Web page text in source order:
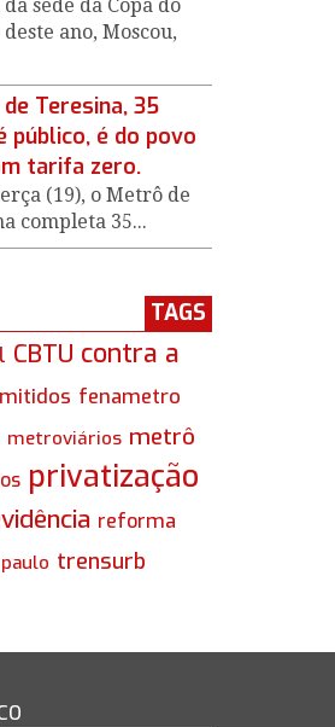
sede da Copa do
ano, Moscou,
Teresina, 35
público, é do povo
tarifa zero.
(19), o Metrô de
completa 35...
TAGS
CBTU contra a
fenametro
metroviários metrô
privatização
reforma
trensurb